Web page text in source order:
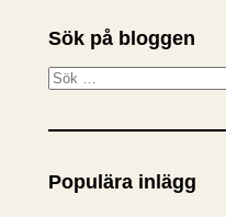
Sök på bloggen
S
k
Populära inlägg